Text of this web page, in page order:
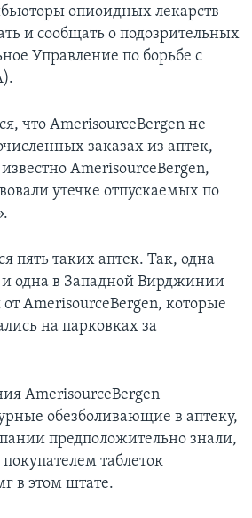
опиоидных лекарств
и сообщать о подозрительных
Управление по борьбе с
что AmerisourceBergen не
заказах из аптек,
AmerisourceBergen,
утечке отпускаемых по
пять таких аптек. Так, одна
и одна в Западной Вирджинии
AmerisourceBergen, которые
на парковках за
AmerisourceBergen
обезболивающие в аптеку,
предположительно знали,
таблеток
в этом штате.